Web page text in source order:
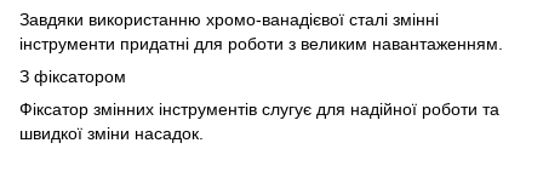
Завдяки використанню хромо-ванадієвої сталі змінні
інструменти придатні для роботи з великим навантаженням.
З фіксатором
Фіксатор змінних інструментів слугує для надійної роботи та
швидкої зміни насадок.